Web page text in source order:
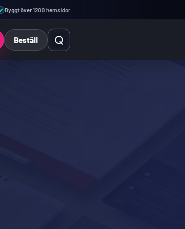
Byggt över 1200 hemsidor
Beställ Öppna sök